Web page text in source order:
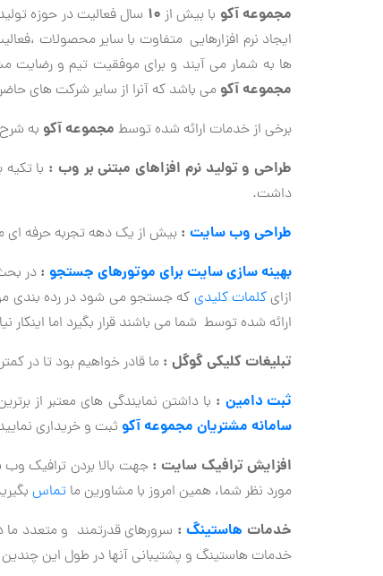
مجموعه آكو با بيش از 10 سال فعاليت در حوزه
ایجاد نرم افزارهايي متفاوت با ساير محصولات
ها به شمار می آیند و برای موفقیت تيم و رضایت
مجموعه آكو می باشد که آنرا از سایر شرکت های
برخی از خدمات ارائه شده توسط مجموعه آکو به
طراحی و تولید نرم افزاهای مبتنی بر وب : با
داشت.
طراحی وب سایت : بیش از یک دهه تجربه حرفه ای
بهینه سازی سایت برای موتورهای جستجو : در
ازایکلمات کلیدی که جستجو می شود در رده بندی
ارائه شده توسط شما می باشند قرار بگیرد اما
تبلیغات کلیکی گوگل : ما قادر خواهیم بود تا در
ثبت دامین: با داشتن نمایندگی های معتبر از
سامانه مشتریان مجموعه آکو ثبت و خریداری
افزایش ترافیک سایت : جهت بالا بردن ترافیک
مورد نظر شما، همین امروز با مشاورین ما تماس
خدمات هاستینگ: سرورهای قدرتمند و متعدد ما
خدمات هاستینگ و پشتیبانی آنها در طول این